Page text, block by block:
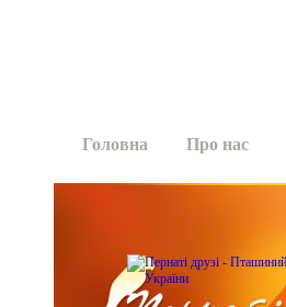
Головна Про нас